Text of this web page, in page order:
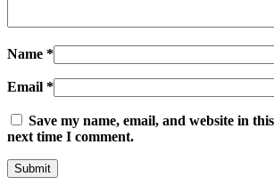
Name *
Email *
Save my name, email, and website in
next time I comment.